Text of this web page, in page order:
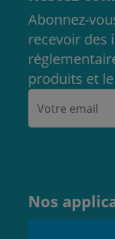
Abonnez-
recevoir des
produits et
Nos